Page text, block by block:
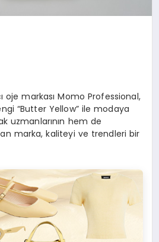
oje markası Momo Professional,
“Butter Yellow” ile modaya
uzmanlarının hem de
marka, kaliteyi ve trendleri bir